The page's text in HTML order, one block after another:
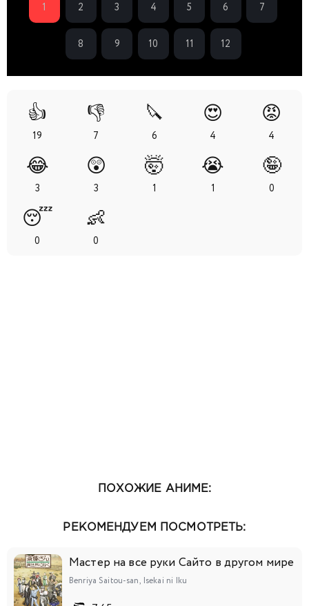
1 2 3 4 5 6 7
8 9 10 11 12
👍
19
👎
7
🔪
6
😍
4
😡
4
😂
3
😲
3
🤯
1
😭
1
🤪
0
😴
0
👶
0
ПОХОЖИЕ АНИМЕ:
РЕКОМЕНДУЕМ ПОСМОТРЕТЬ:
Мастер на все руки Сайто в другом мире
Benriya Saitou-san, Isekai ni Iku